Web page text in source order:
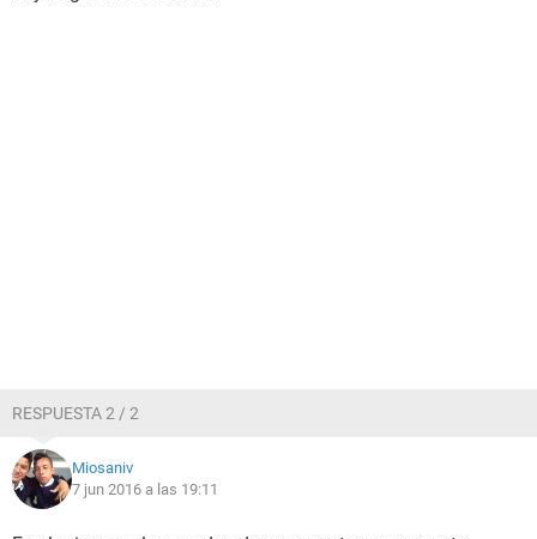
RESPUESTA 2 / 2
Miosaniv
7 jun 2016 a las 19:11